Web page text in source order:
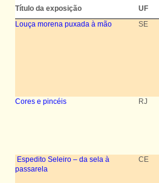
Título da exposição
UF
Louça morena puxada à mão
SE
Cores e pincéis RJ
Espedito Seleiro – da sela à
passarela
CE